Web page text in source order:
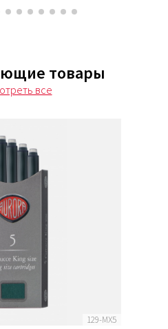
товары
все
129-MX5